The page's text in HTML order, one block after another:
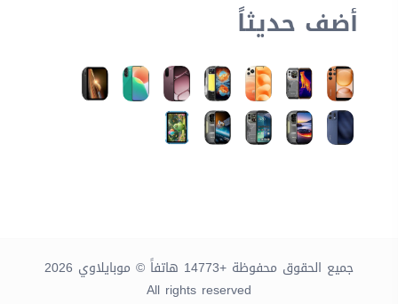
أضف حديثاً
جميع الحقوق محفوظة +14773 هاتفاً © موبايلاوي 2026
All rights reserved